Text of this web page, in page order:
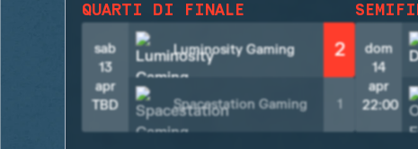
QUARTI DI FINALE
sab
13
apr
TBD
Luminosity Gaming 2
Spacestation Gaming 1
dom
14
apr
22:00